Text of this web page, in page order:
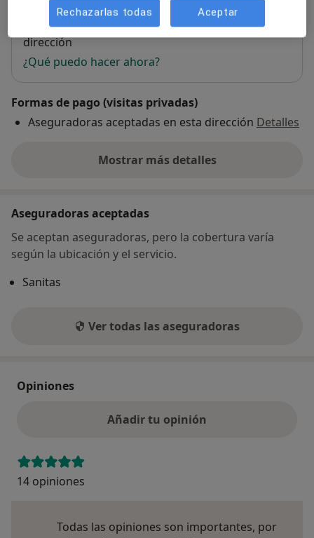
Disponibilidad
Este especialista no ofrece reserva online en esta
dirección
¿Qué puedo hacer ahora?
Formas de pago (visitas privadas)
Aseguradoras aceptadas en esta dirección Detalles
Mostrar más detalles
sobre la dirección
Aseguradoras aceptadas
Se aceptan aseguradoras, pero la cobertura varía
según la ubicación y el servicio.
Sanitas
Ver todas las aseguradoras
Opiniones
Añadir tu opinión
14 opiniones
Todas las opiniones son importantes, por
Rechazarlas todas Aceptar